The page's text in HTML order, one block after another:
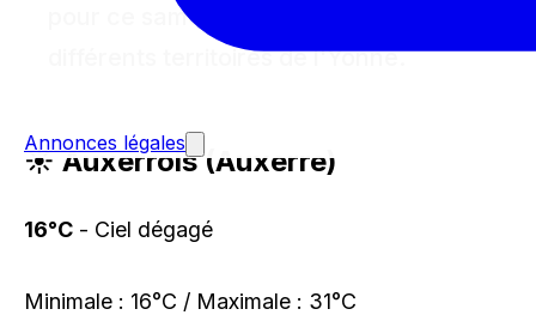
Annonces légales
pour ce samedi 4 juillet 2026 dans les
différents territoires de l'Yonne.
☀️ Auxerrois (Auxerre)
16°C - Ciel dégagé
Minimale : 16°C / Maximale : 31°C